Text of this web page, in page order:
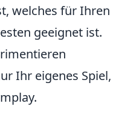
welches für Ihren
geeignet ist.
Ihr eigenes Spiel,